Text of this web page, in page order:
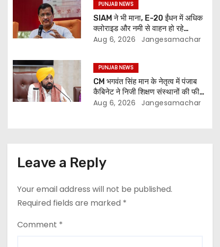
PUNJAB NEWS
SIAM ने भी माना, E-20 ईंधन में अधिक
क्लोराइड और नमी से वाहन हो रहे
प्रभावित: अरविंद केजरीवाल
Aug 6, 2026 Jangesamachar
PUNJAB NEWS
CM भगवंत सिंह मान के नेतृत्व में पंजाब
कैबिनेट ने निजी शिक्षण संस्थानों की फीस
नियमन (संशोधन) विधेयक-2026 को
Aug 6, 2026 Jangesamachar
Leave a Reply
Your email address will not be published.
Required fields are marked *
Comment *